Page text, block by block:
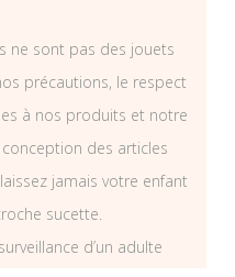
ne sont pas des jouets
précautions, le respect
à nos produits et notre
des articles
jamais votre enfant
sucette.
d’un adulte